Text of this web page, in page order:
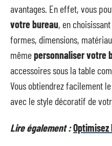
avantages. En effet, vous
votre bureau, en
formes, dimensions,
mêmepersonnaliser votre
accessoires sous la table
Vous obtiendrez facilement
avec le style décoratif de
Lire également :